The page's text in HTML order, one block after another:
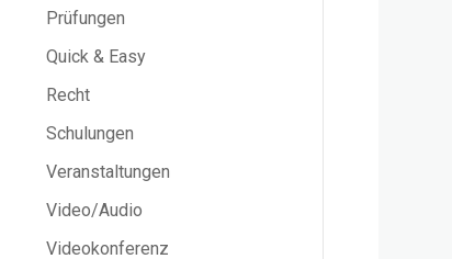
Prüfungen
Quick & Easy
Recht
Schulungen
Veranstaltungen
Video/Audio
Videokonferenz